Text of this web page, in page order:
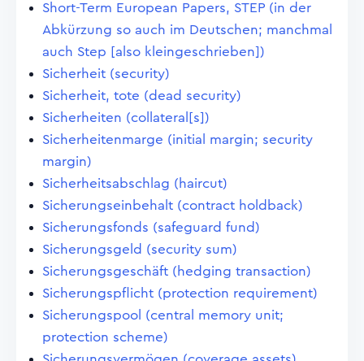
Short-Term European Papers, STEP (in der
Abkürzung so auch im Deutschen; manchmal
auch Step [also kleingeschrieben])
Sicherheit (security)
Sicherheit, tote (dead security)
Sicherheiten (collateral[s])
Sicherheitenmarge (initial margin; security
margin)
Sicherheitsabschlag (haircut)
Sicherungseinbehalt (contract holdback)
Sicherungsfonds (safeguard fund)
Sicherungsgeld (security sum)
Sicherungsgeschäft (hedging transaction)
Sicherungspflicht (protection requirement)
Sicherungspool (central memory unit;
protection scheme)